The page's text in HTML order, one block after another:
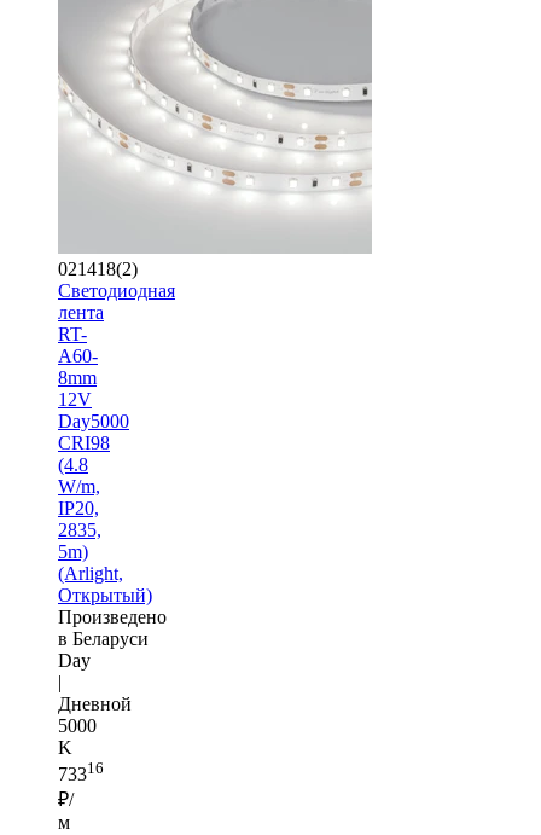
021418(2)
Светодиодная
лента
RT-
A60-
8mm
12V
Day5000
CRI98
(4.8
W/m,
IP20,
2835,
5m)
(Arlight,
Открытый)
Произведено
в Беларуси
Day
|
Дневной
5000
K
73316
₽/
м